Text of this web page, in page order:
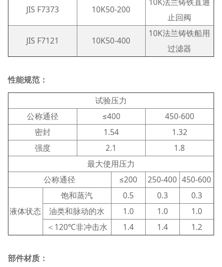
JIS F7373 10K50-200
止回阀
JIS F7121 10K50-400
10K法兰铸铁船用
过滤器
性能规范：
试验压力
公称通径
≤400
450-600
密封
1.54
1.32
强度
2.1
1.8
最大使用压力
公称通径
≤200 250-400 450-600
液体状态
饱和蒸汽 0.5 0.3
0.3
油类和脉动的水
1.0 1.0
1.0
＜120℃非冲击水
1.4 1.4 1.2
部件材质：